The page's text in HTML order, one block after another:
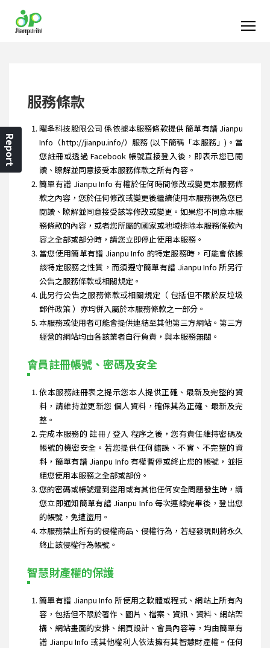
服務條款
曜夆科技股限公司 係依據本服務條款提供 簡單有譜 Jianpu
Info（http://jianpu.info/）服務 (以下簡稱「本服務」)。當
您註冊或透過 Facebook 帳號直接登入後，即表示您已閱
讀、瞭解並同意接受本服務條款之所有內容。
簡單有譜 Jianpu Info 有權於任何時間修改或變更本服務條
款之內容，您於任何修改或變更後繼續使用本服務視為您已
閱讀、瞭解並同意接受該等修改或變更。如果您不同意本服
務條款的內容，或者您所屬的國家或地域排除本服務條款內
容之全部或部分時，請您立即停止使用本服務。
當您使用簡單有譜 Jianpu Info 的特定服務時，可能會依據
該特定服務之性質，而須遵守簡單有譜 Jianpu Info 所另行
公告之服務條款或相關規定。
此另行公告之服務條款或相關規定（ 包括但不限於反垃圾
郵件政策 ）亦均併入屬於本服務條款之一部分。
本服務或使用者可能會提供連結至其他第三方網站。第三方
經營的網站均由各該業者自行負責，與本服務無關。
會員註冊帳號、密碼及安全
依本服務註冊表之提示您本人提供正確、最新及完整的資
料，請維持並更新您 個人資料，確保其為正確、最新及完
整。
完成本服務的 註冊 / 登入 程序之後，您有責任維持密碼及
帳號的機密安全。若您提供任何錯誤、不實、不完整的資
料，簡單有譜 Jianpu Info 有權暫停或終止您的帳號，並拒
絕您使用本服務之全部或部份。
您的密碼或帳號遭到盜用或有其他任何安全問題發生時，請
您立即通知簡單有譜 Jianpu Info 每次連線完畢後，登出您
的帳號，免遭盜用。
本服務禁止所有的侵權商品、侵權行為，若經發現則將永久
終止該侵權行為帳號。
智慧財產權的保護
簡單有譜 Jianpu Info 所使用之軟體或程式、網站上所有內
容，包括但不限於著作、圖片、檔案、資訊、資料、網站架
構、網站畫面的安排、網頁設計、會員內容等，均由簡單有
譜 Jianpu Info 或其他權利人依法擁有其智慧財產權。任何
Report